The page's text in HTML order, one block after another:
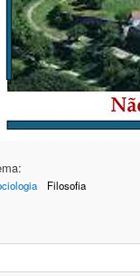
Filosofia